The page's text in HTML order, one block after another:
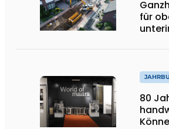
für
80